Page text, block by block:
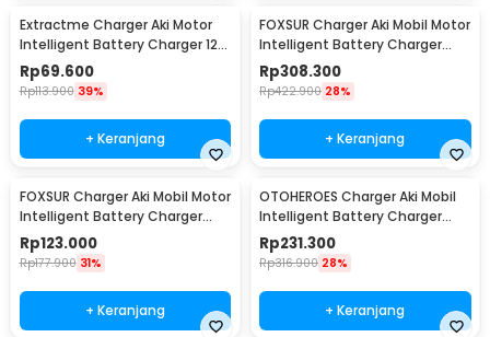
Extractme Charger Aki Motor
Intelligent Battery Charger 12V
2A - H-2
Rp69.600
Rp113.900 39%
+ Keranjang
FOXSUR Charger Aki Mobil Motor
Intelligent Battery Charger
12V/24V 12A - FBC122412D
Rp308.300
Rp422.900 28%
+ Keranjang
FOXSUR Charger Aki Mobil Motor
Intelligent Battery Charger
6V/12V 2A - FBC061202D
Rp123.000
Rp177.900 31%
+ Keranjang
OTOHEROES Charger Aki Mobil
Intelligent Battery Charger
12V/24V 15A - BT-168
Rp231.300
Rp316.900 28%
+ Keranjang